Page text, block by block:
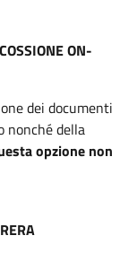
ON-
dei documenti
nonché della
opzione non